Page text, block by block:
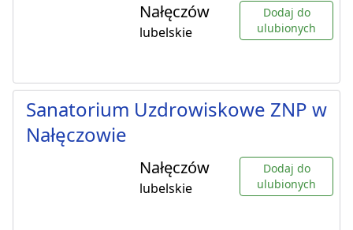
Nałęczów
lubelskie
Dodaj do
ulubionych
Sanatorium Uzdrowiskowe ZNP w
Nałęczowie
Nałęczów
lubelskie
Dodaj do
ulubionych